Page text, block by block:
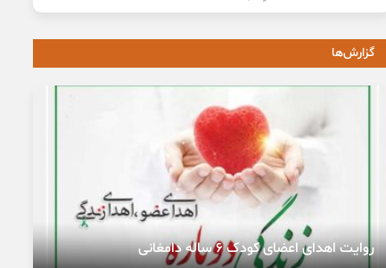
گزارش‌ها
روایت اهدای اعضای کودک ۶ ساله دامغانی